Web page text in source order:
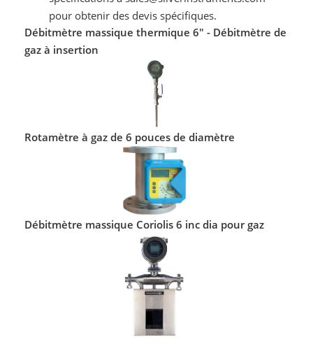
pour obtenir des devis spécifiques.
Débitmètre massique thermique 6" - Débitmètre de
gaz à insertion
Rotamètre à gaz de 6 pouces de diamètre
Débitmètre massique Coriolis 6 inc dia pour gaz